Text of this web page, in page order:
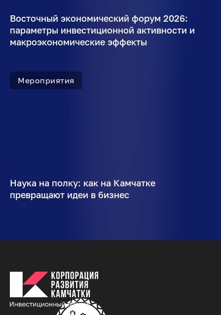
Восточный экономический форум 2026:
параметры инвестиционной активности и
макроэкономические эффекты
Мероприятия
Наука на полку: как на Камчатке
превращают идеи в бизнес